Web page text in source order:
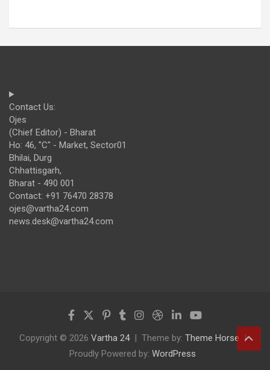
Contact Us:
Ojes
(Chief Editor) - Bharat
Ho: 46, "C" - Market, Sector01
Bhilai, Durg
Chhattisgarh,
Bharat - 490 001
Contact: +91 76470 28378
ojes@vartha24.com
news.desk@vartha24.com
Copyright © 2026 Vartha 24 Theme by: Theme Horse
Proudly Powered by: WordPress